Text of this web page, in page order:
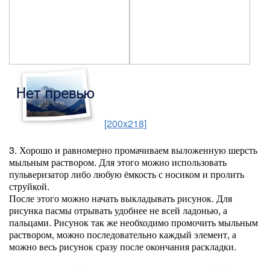
[200x218]
3. Хорошо и равномерно промачиваем выложенную шерсть
мыльным раствором. Для этого можно использовать
пульверизатор либо любую ёмкость с носиком и пролить
струйкой.
После этого можно начать выкладывать рисунок. Для
рисунка пасмы отрывать удобнее не всей ладонью, а
пальцами. Рисунок так же необходимо промочить мыльным
раствором, можно последовательно каждый элемент, а
можно весь рисунок сразу после окончания раскладки.